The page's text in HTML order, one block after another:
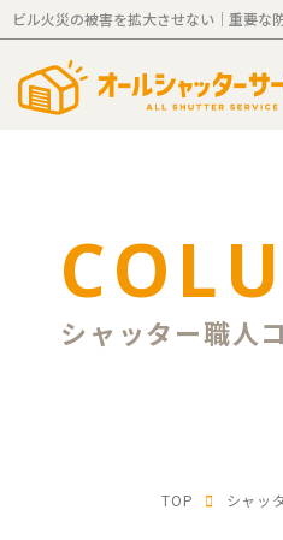
ビル火災の被害を拡大させない｜重要な
シャッター職人
TOP シャッ